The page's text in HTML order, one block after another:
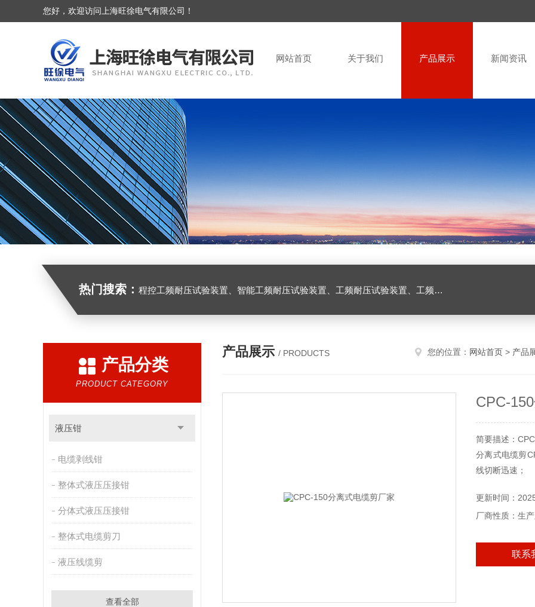
您好，欢迎访问上海旺徐电气有限公司！
网站首页 关于我们 产品展示 新闻资讯
热门搜索： 程控工频耐压试验装置、智能工频耐压试验装置、工频耐压试验装置、工频耐压试验仪、工频耐压试验台、高压耐压试验装置、交流耐压试验装置 、交直流耐压试验装置 、交直流工频耐压试验装置、耐压试验台
产品分类
PRODUCT CATEGORY
液压钳
电缆剥线钳
整体式液压压接钳
分体式液压压接钳
整体式电缆剪刀
液压线缆剪
查看全部
产品展示 / PRODUCTS 您的位置： 网站首页 > 产品
CPC-
简要描述：
分离式电缆剪
线切断迅速；
更新时间：
厂商性质：生
联系